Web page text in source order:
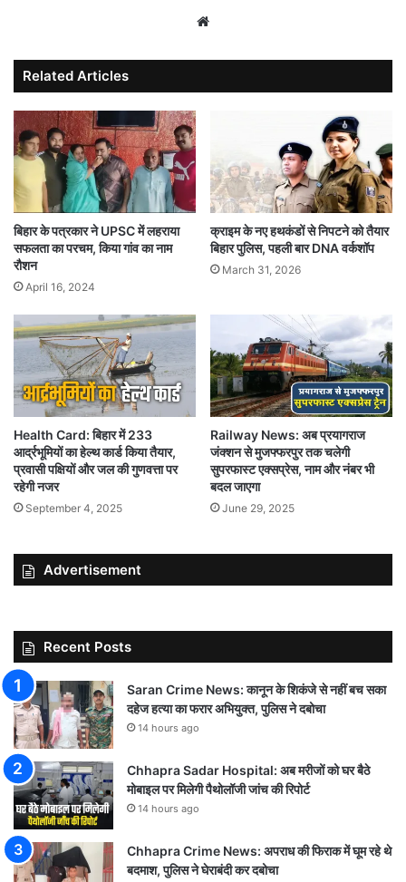
Related Articles
बिहार के पत्रकार ने UPSC में लहराया
सफलता का परचम, किया गांव का नाम
रौशन
April 16, 2024
क्राइम के नए हथकंडों से निपटने को तैयार
बिहार पुलिस, पहली बार DNA वर्कशॉप
March 31, 2026
Health Card: बिहार में 233
आर्द्रभूमियों का हेल्थ कार्ड किया तैयार,
प्रवासी पक्षियों और जल की गुणवत्ता पर
रहेगी नजर
September 4, 2025
Railway News: अब प्रयागराज
जंक्शन से मुजफ्फरपुर तक चलेगी
सुपरफास्ट एक्सप्रेस, नाम और नंबर भी
बदल जाएगा
June 29, 2025
Advertisement
Recent Posts
Saran Crime News: कानून के शिकंजे से नहीं बच सका
दहेज हत्या का फरार अभियुक्त, पुलिस ने दबोचा
14 hours ago
Chhapra Sadar Hospital: अब मरीजों को घर बैठे
मोबाइल पर मिलेगी पैथोलॉजी जांच की रिपोर्ट
14 hours ago
Chhapra Crime News: अपराध की फिराक में घूम रहे थे
बदमाश, पुलिस ने घेराबंदी कर दबोचा